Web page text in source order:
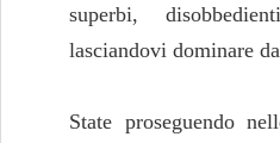
superbi,
lasciandovi dominare
State proseguendo